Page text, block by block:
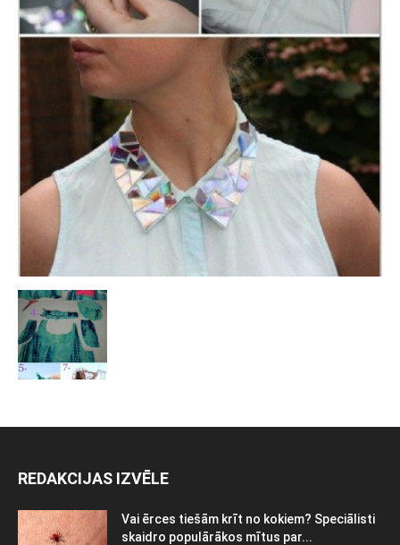
REDAKCIJAS IZVĒLE
Vai ērces tiešām krīt no kokiem? Speciālisti
skaidro populārākos mītus par...